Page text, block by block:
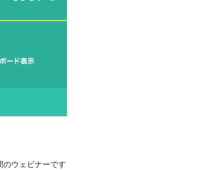
ウェビナーです